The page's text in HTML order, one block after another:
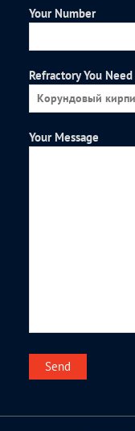
Your Number
Refractory You Need
Your Message